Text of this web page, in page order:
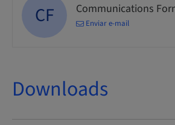
CF Communications
Enviar e-mail
Downloads